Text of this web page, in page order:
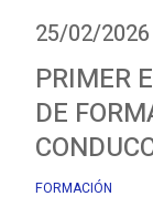
25/02/2026
PRIMER
DE
FORMACIÓN